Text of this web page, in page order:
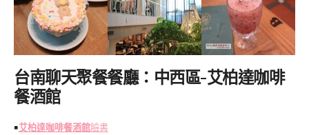
台南聊天聚餐餐廳：中西區-艾柏達咖啡
餐酒館
￭艾柏達咖啡餐酒館臉書